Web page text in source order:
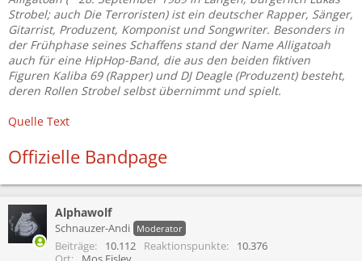
Strobel; auch Die Terroristen) ist ein deutscher Rapper, Sänger,
Gitarrist, Produzent, Komponist und Songwriter. Besonders in
der Frühphase seines Schaffens stand der Name Alligatoah
auch für eine HipHop-Band, die aus den beiden fiktiven
Figuren Kaliba 69 (Rapper) und DJ Deagle (Produzent) besteht,
deren Rollen Strobel selbst übernimmt und spielt.
Quelle Text
Offizielle Bandpage
Alphawolf
Schnauzer-Andi Moderator
Beiträge 10.112 Reaktionspunkte
10.376